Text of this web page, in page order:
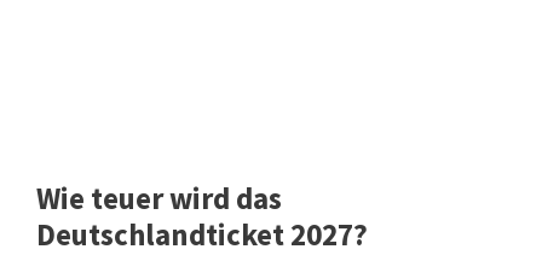
Wie teuer wird das
Deutschlandticket 2027?